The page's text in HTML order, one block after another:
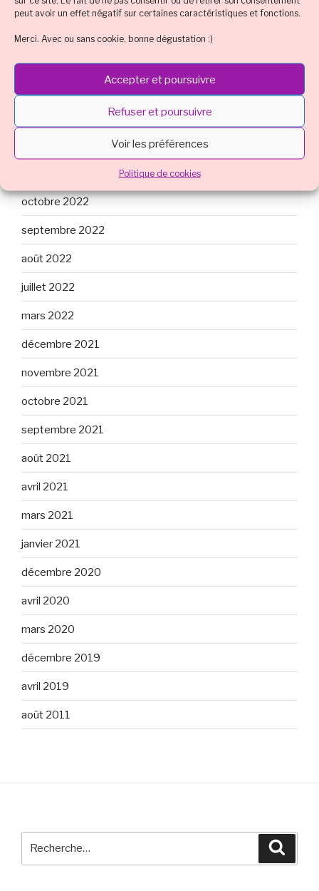
peut avoir un effet négatif sur certaines caractéristiques et fonctions.
Merci. Avec ou sans cookie, bonne dégustation :)
Accepter et poursuivre
Refuser et poursuivre
Voir les préférences
Politique de cookies
octobre 2022
septembre 2022
août 2022
juillet 2022
mars 2022
décembre 2021
novembre 2021
octobre 2021
septembre 2021
août 2021
avril 2021
mars 2021
janvier 2021
décembre 2020
avril 2020
mars 2020
décembre 2019
avril 2019
août 2011